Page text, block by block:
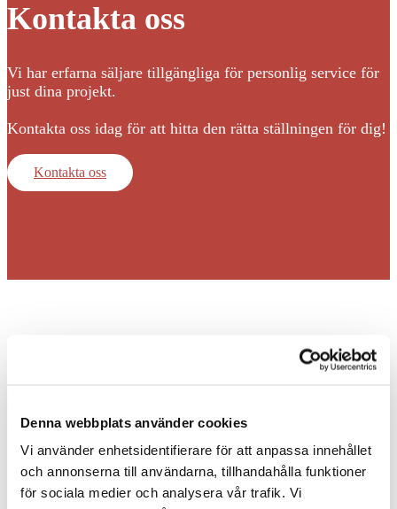
Denna webbplats använder cookies
Vi använder enhetsidentifierare för att anpassa innehållet
och annonserna till användarna, tillhandahålla funktioner
för sociala medier och analysera vår trafik. Vi
Kontakta oss
Vi har erfarna säljare tillgängliga för personlig service för
just dina projekt.
Kontakta oss idag för att hitta den rätta ställningen för dig!
Kontakta oss
för Byggprojekt i Borås
När du arbetar med byggprojekt i Borås är det viktigt att
ha rätt utrustning för att säkerställa både säkerhet och